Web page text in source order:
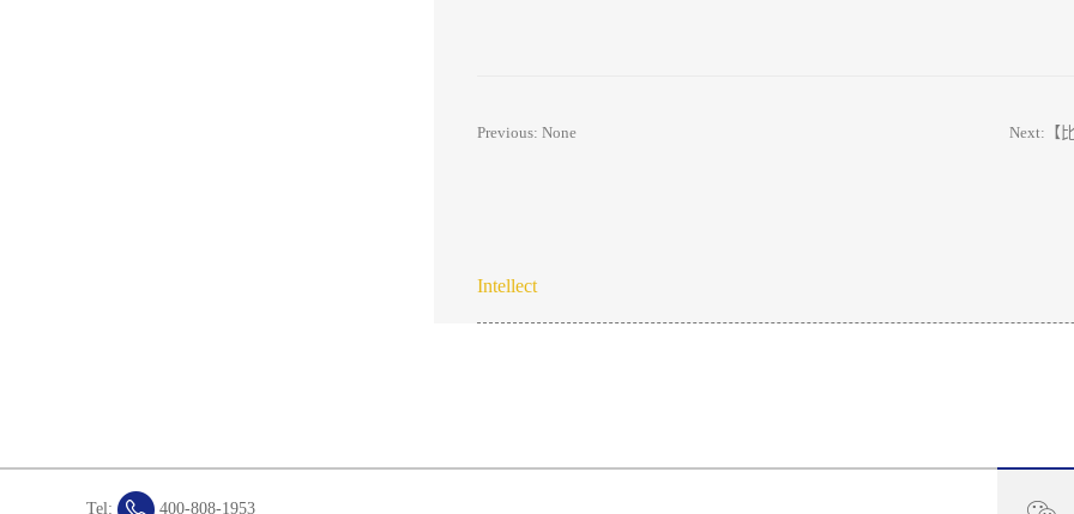
Previous: None Next: 【
Intellect
Tel: 400-808-1953